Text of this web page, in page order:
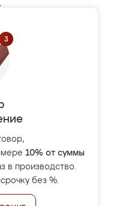
10% от суммы
в производство.
без %.